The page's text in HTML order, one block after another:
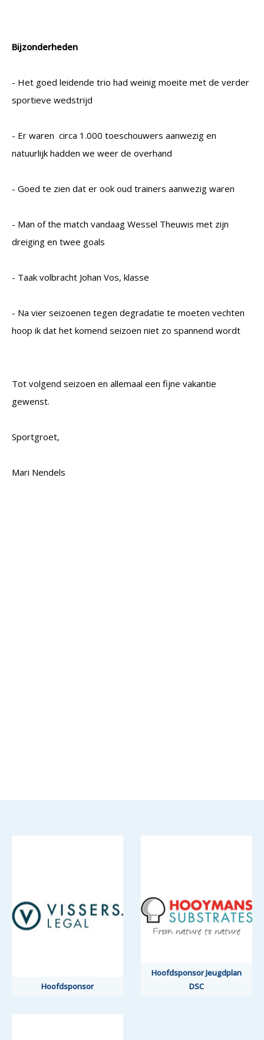
Bijzonderheden
- Het goed leidende trio had weinig moeite met de verder
sportieve wedstrijd
- Er waren circa 1.000 toeschouwers aanwezig en
natuurlijk hadden we weer de overhand
- Goed te zien dat er ook oud trainers aanwezig waren
- Man of the match vandaag Wessel Theuwis met zijn
dreiging en twee goals
- Taak volbracht Johan Vos, klasse
- Na vier seizoenen tegen degradatie te moeten vechten
hoop ik dat het komend seizoen niet zo spannend wordt
Tot volgend seizoen en allemaal een fijne vakantie
gewenst.
Sportgroet,
Mari Nendels
Hoofdsponsor
Hoofdsponsor
Hoofdsponsor Jeugdplan
DSC
Hoofdsponsor Jeugdplan
DSC